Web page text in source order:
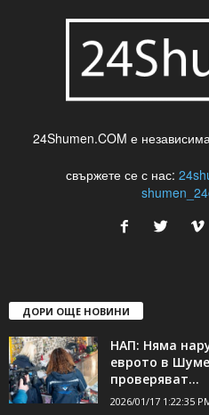
24Shumen.COM е
свържете се с нас:
ДОРИ ОЩЕ НОВИНИ
НАП: Няма
еврото в
проверяват...
2026/01/17 1:22:35